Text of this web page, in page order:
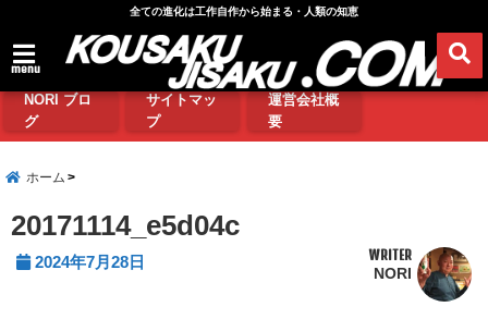
全ての進化は工作自作から始まる・人類の知恵
menu
NORI ブロ
グ
サイトマッ
プ
運営会社概
要
ホーム
20171114_e5d04c
2024年7月28日 WRITER
NORI